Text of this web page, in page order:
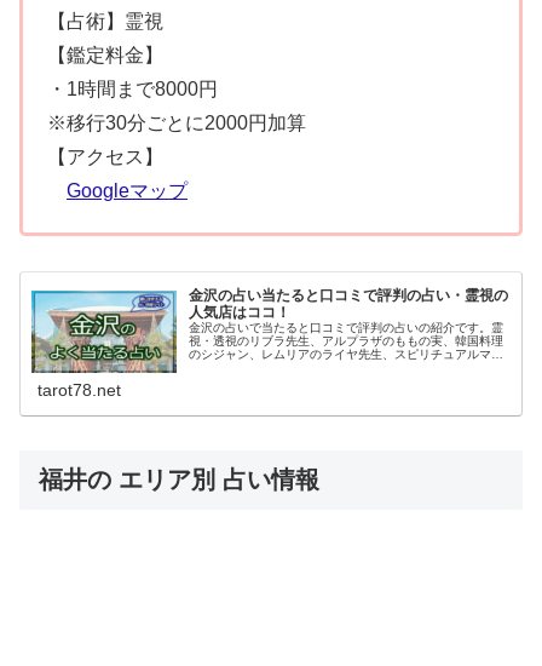
【占術】霊視
【鑑定料金】
・1時間まで8000円
※移行30分ごとに2000円加算
【アクセス】
Googleマップ
金沢の占い当たると口コミで評判の占い・霊視の
人気店はココ！
金沢の占いで当たると口コミで評判の占いの紹介です。霊
視・透視のリブラ先生、アルプラザのももの実、韓国料理
のシジャン、レムリアのライヤ先生、スピリチュアルマザ
tarot78.net
福井の エリア別 占い情報